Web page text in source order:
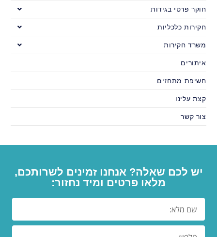
חוקר פרטי בגידות
חקירות כלכליות
משרד חקירות
איתורים
חשיפת מתחזים
קצת עלינו
צור קשר
יש לכם שאלה? אנחנו זמינים לשרותכם,
מלאו פרטים ומיד נחזור: